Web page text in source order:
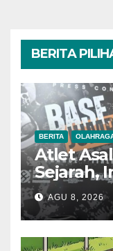
BERITA
BERITA
Atlet
Sejarah,
dari
AGU 8, 2026